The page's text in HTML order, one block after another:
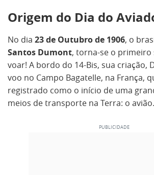
Origem do Dia do
No dia 23 de Outubro de 1906, o
Santos Dumont, torna-se o primeiro
voar! A bordo do 14-Bis, sua criação,
voo no Campo Bagatelle, na França,
registrado como o início de uma
meios de transporte na Terra: o avião.